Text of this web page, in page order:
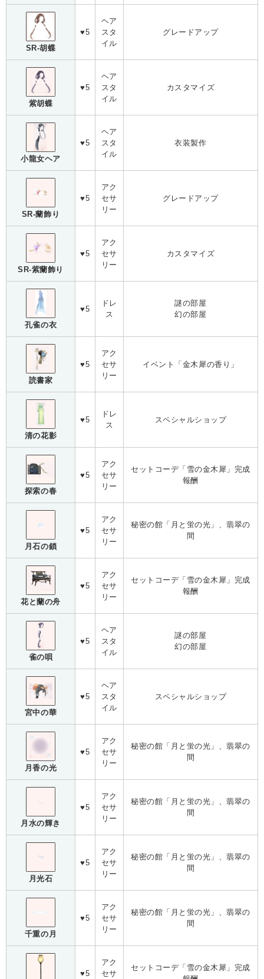
SR-胡蝶
♥5
ヘア
スタ
イル
グレードアップ
紫胡蝶
♥5
ヘア
スタ
イル
カスタマイズ
小龍女ヘア
♥5
ヘア
スタ
イル
衣装製作
SR-蘭飾り
♥5
アク
セサ
リー
グレードアップ
SR-紫蘭飾り
♥5
アク
セサ
リー
カスタマイズ
孔雀の衣
♥5
ドレ
ス
謎の部屋
幻の部屋
読書家
♥5
アク
セサ
リー
イベント「金木犀の香り」
清の花影
♥5
ドレ
ス
スペシャルショップ
探索の春
♥5
アク
セサ
リー
セットコーデ「雪の金木犀」完成
報酬
月石の鎖
♥5
アク
セサ
リー
秘密の館「月と蛍の光」、翡翠の
間
花と蘭の舟
♥5
アク
セサ
リー
セットコーデ「雪の金木犀」完成
報酬
雀の唄
♥5
ヘア
スタ
イル
謎の部屋
幻の部屋
宮中の華
♥5
ヘア
スタ
イル
スペシャルショップ
月香の光
♥5
アク
セサ
リー
秘密の館「月と蛍の光」、翡翠の
間
月水の輝き
♥5
アク
セサ
リー
秘密の館「月と蛍の光」、翡翠の
間
月光石
♥5
アク
セサ
リー
秘密の館「月と蛍の光」、翡翠の
間
千重の月
♥5
アク
セサ
リー
秘密の館「月と蛍の光」、翡翠の
間
♥5
アク
セサ
セットコーデ「雪の金木犀」完成